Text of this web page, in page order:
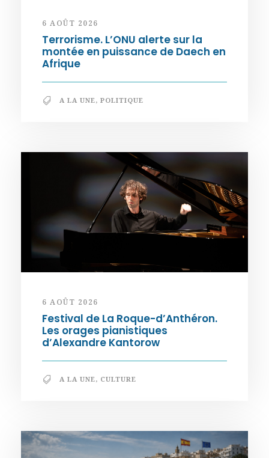
6 AOÛT 2026
Terrorisme. L’ONU alerte sur la
montée en puissance de Daech en
Afrique
A LA UNE, POLITIQUE
6 AOÛT 2026
Festival de La Roque-d’Anthéron.
Les orages pianistiques
d’Alexandre Kantorow
A LA UNE, CULTURE